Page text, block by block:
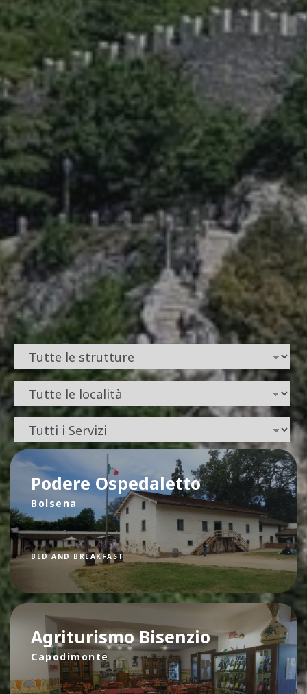
Podere Ospedaletto
Bolsena
BED AND BREAKFAST
Agriturismo Bisenzio
Capodimonte